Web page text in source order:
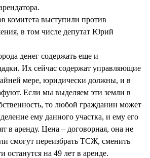
комитета выступили против
в том числе депутат Юрий
денег содержать еще и
Их сейчас содержат управляющие
мере, юридически должны, и в
Если мы выделяем эти земли в
то любой гражданин может
ему данного участка, и ему его
в аренду. Цена – договорная, она не
смогут переизбрать ТСЖ, сменить
на 49 лет в аренде.